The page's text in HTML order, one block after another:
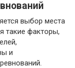
выбор места
такие факторы,
и